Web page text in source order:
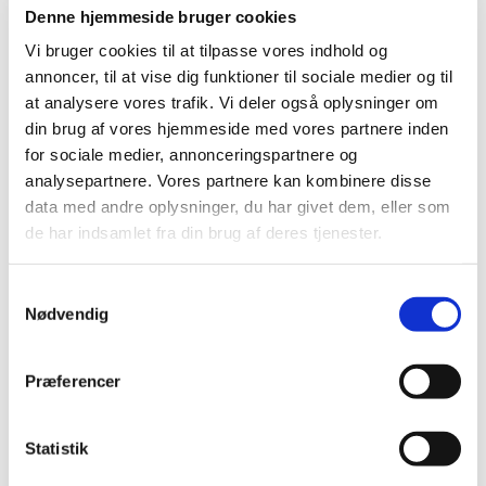
Denne hjemmeside bruger cookies
Vi bruger cookies til at tilpasse vores indhold og
annoncer, til at vise dig funktioner til sociale medier og til
at analysere vores trafik. Vi deler også oplysninger om
din brug af vores hjemmeside med vores partnere inden
for sociale medier, annonceringspartnere og
analysepartnere. Vores partnere kan kombinere disse
data med andre oplysninger, du har givet dem, eller som
de har indsamlet fra din brug af deres tjenester.
Nødvendig
Præferencer
Statistik
smukke tempelkompleks.
Og her, næsten 2000 år efter, er det ikke kun
Jesus, men tusinder af jøder der har stået ved
grædemuren og grædt over tabet af Jerusalems
tempel.
For de første kristne var templets ødelæggelse
ikke kun en straf for et oprør.
De så det som Guds straf for, at jøderne ikke
afvist, at Jesus var Kristus, Guds søn. Og de
nøjedes ikke med at afvise det, de korsfæstede
ham langfredag. Og troede, at de havde lukket
munden på Ham.
Så når Jesus græder, er det fordi han ser, hvad
der er på vej, her mens han går fredeligt i